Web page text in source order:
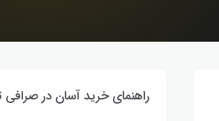
راهنمای خرید آسان در صرافی